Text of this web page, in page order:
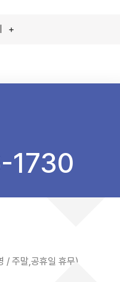
+
1730
주말,공휴일 휴무)